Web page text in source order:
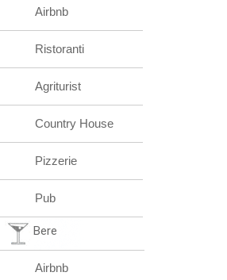
Airbnb
Ristoranti
Agriturist
Country House
Pizzerie
Pub
Bere
Airbnb